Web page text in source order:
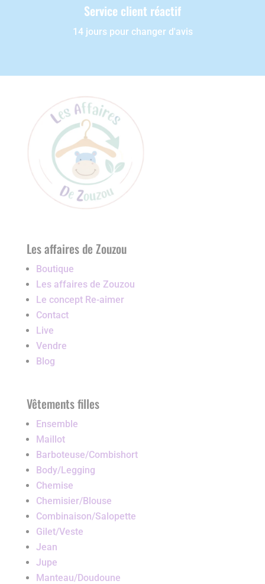
Service client réactif
14 jours pour changer d'avis
Les affaires de Zouzou
Boutique
Les affaires de Zouzou
Le concept Re-aimer
Contact
Live
Vendre
Blog
Vêtements filles
Ensemble
Maillot
Barboteuse/Combishort
Body/Legging
Chemise
Chemisier/Blouse
Combinaison/Salopette
Gilet/Veste
Jean
Jupe
Manteau/Doudoune